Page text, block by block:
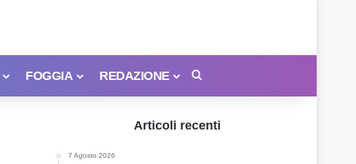
FOGGIA REDAZIONE
Articoli recenti
7 Agosto 2026